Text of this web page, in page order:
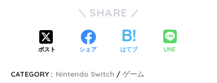
SHARE
ポスト シェア はてブ LINE
CATEGORY : Nintendo Switch ゲーム